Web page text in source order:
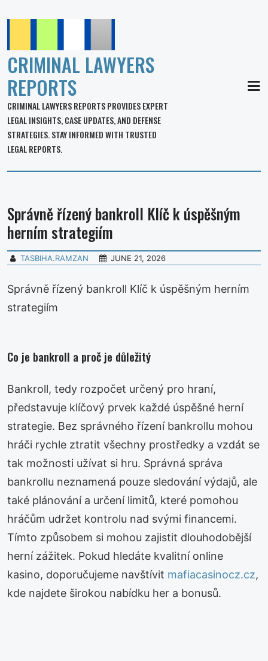
CRIMINAL LAWYERS
REPORTS
CRIMINAL LAWYERS REPORTS PROVIDES EXPERT
LEGAL INSIGHTS, CASE UPDATES, AND DEFENSE
STRATEGIES. STAY INFORMED WITH TRUSTED
LEGAL REPORTS.
Správně řízený bankroll Klíč k úspěšným
herním strategiím
TASBIHA.RAMZAN JUNE 21, 2026
Správně řízený bankroll Klíč k úspěšným herním
strategiím
Co je bankroll a proč je důležitý
Bankroll, tedy rozpočet určený pro hraní,
představuje klíčový prvek každé úspěšné herní
strategie. Bez správného řízení bankrollu mohou
hráči rychle ztratit všechny prostředky a vzdát se
tak možnosti užívat si hru. Správná správa
bankrollu neznamená pouze sledování výdajů, ale
také plánování a určení limitů, které pomohou
hráčům udržet kontrolu nad svými financemi.
Tímto způsobem si mohou zajistit dlouhodobější
herní zážitek. Pokud hledáte kvalitní online
kasino, doporučujeme navštívit mafiacasinocz.cz,
kde najdete širokou nabídku her a bonusů.